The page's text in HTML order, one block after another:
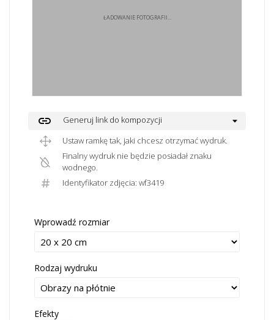
ŁADOWANIE FOTOGRAFII...
link
Generuj link do kompozycji
Ustaw ramkę tak, jaki chcesz otrzymać wydruk.
Finalny wydruk nie będzie posiadał znaku
wodnego.
Identyfikator zdjęcia: wf3419
Wprowadź rozmiar
Rodzaj wydruku
Efekty